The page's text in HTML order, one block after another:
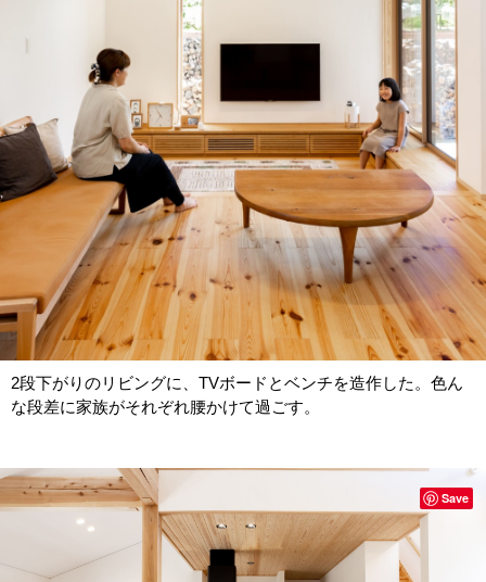
2段下がりのリビングに、TVボードとベンチを造作した。色ん
な段差に家族がそれぞれ腰かけて過ごす。
Save